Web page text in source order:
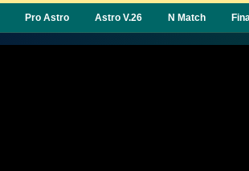
Pro Astro Astro V.26 N Match